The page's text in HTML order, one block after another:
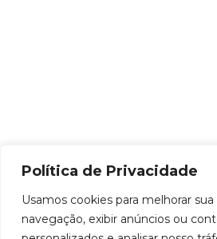
Política de Privacidade
Usamos cookies para melhorar
navegação, exibir anúncios ou